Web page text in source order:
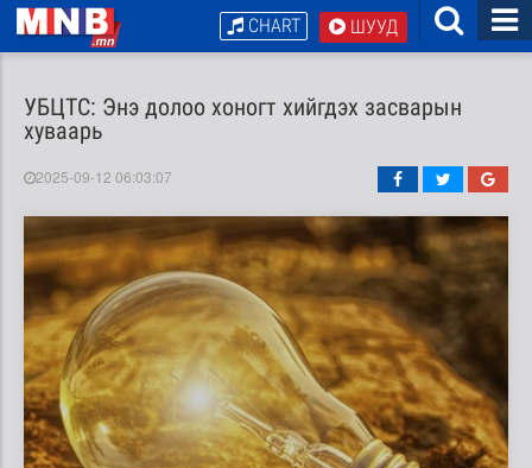
ШУУД
CHART
УБЦТС: Энэ долоо хоногт хийгдэх засварын
хуваарь
2025-09-12 06:03:07